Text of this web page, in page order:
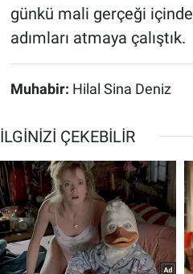
günkü mali gerçeği
adımları atmaya çalıştık.
Muhabir: Hilal Sina Deniz